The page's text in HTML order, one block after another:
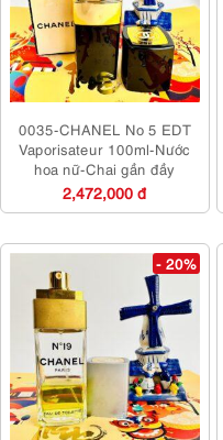
0035-CHANEL No 5 EDT
Vaporisateur 100ml-Nước
hoa nữ-Chai gần đầy
2,472,000 đ
- 20%